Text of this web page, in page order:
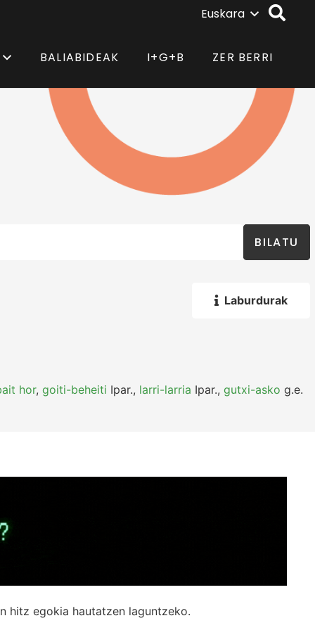
Euskara
BALIABIDEAK I+G+B ZER BERRI
BILATU
Laburdurak
hor, goiti-beheiti Ipar., larri-larria Ipar., gutxi-asko g.e.
hitz egokia hautatzen laguntzeko.